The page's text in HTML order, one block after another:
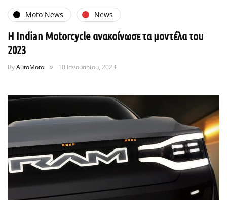
Moto News News
Η Indian Motorcycle ανακοίνωσε τα μοντέλα του
2023
ByAutoMoto 10 Ιανουαρίου, 2023